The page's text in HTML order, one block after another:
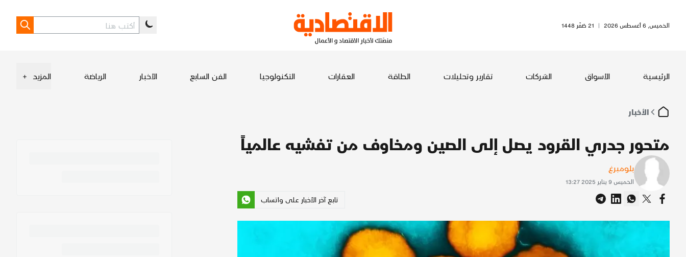
الخميس, 6 أغسطس 2026 | 21 صَفَر 1448
الرئيسية الأسواق الشركات تقارير وتحليلات الطاقة العقارات التكنولوجيا الفن السابع الأخبار الرياضة المزيد +
الأخبار
متحور جدري القرود يصل إلى الصين ومخاوف من تفشيه عالمياً
بلومبرغ
الخميس 9 يناير 2025 13:27
تابع آخر الأخبار على واتساب